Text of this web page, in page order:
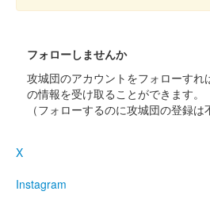
2025年6月7、8日に開催された「群馬
厩橋城（前橋城） 御
2025」にて販売。サミット終了後は前
フォローしませんか
攻城団のアカウントをフォローすれ
の情報を受け取ることができます。
（フォローするのに攻城団の登録は
X
Instagram